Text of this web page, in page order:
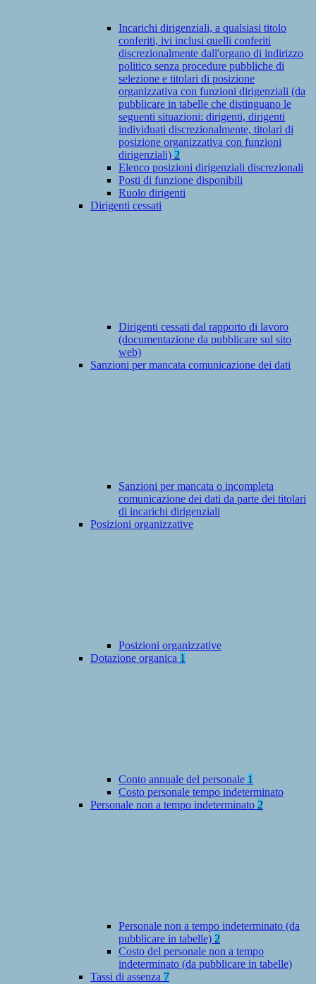
Incarichi dirigenziali, a qualsiasi titolo
conferiti, ivi inclusi quelli conferiti
discrezionalmente dall'organo di indirizzo
politico senza procedure pubbliche di
selezione e titolari di posizione
organizzativa con funzioni dirigenziali (da
pubblicare in tabelle che distinguano le
seguenti situazioni: dirigenti, dirigenti
individuati discrezionalmente, titolari di
posizione organizzativa con funzioni
dirigenziali) 2
Elenco posizioni dirigenziali discrezionali
Posti di funzione disponibili
Ruolo dirigenti
Dirigenti cessati
Dirigenti cessati dal rapporto di lavoro
(documentazione da pubblicare sul sito
web)
Sanzioni per mancata comunicazione dei dati
Sanzioni per mancata o incompleta
comunicazione dei dati da parte dei titolari
di incarichi dirigenziali
Posizioni organizzative
Posizioni organizzative
Dotazione organica 1
Conto annuale del personale 1
Costo personale tempo indeterminato
Personale non a tempo indeterminato 2
Personale non a tempo indeterminato (da
pubblicare in tabelle) 2
Costo del personale non a tempo
indeterminato (da pubblicare in tabelle)
Tassi di assenza 7